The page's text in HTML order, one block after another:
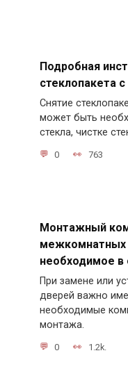
Подробная
стеклопакета
Снятие
может быть
стекла, чистке
0 763
Монтажный
межкомнатных
необходимое в
При замене или
дверей важно
необходимые
монтажа.
0 1.2k.